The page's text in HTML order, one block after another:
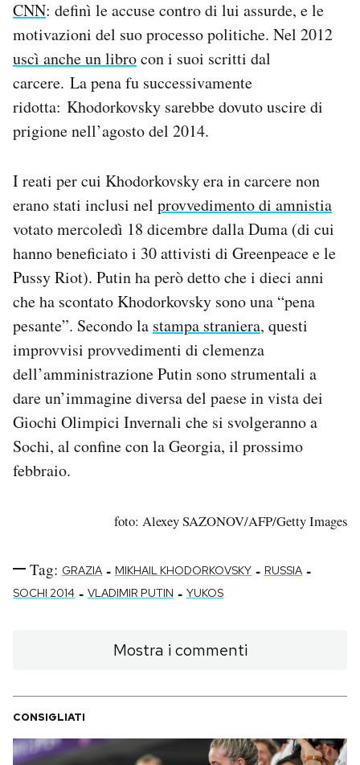
CNN: definì le accuse contro di lui assurde, e le
motivazioni del suo processo politiche. Nel 2012
uscì anche un librocon i suoi scritti dal
carcere. La pena fu successivamente
ridotta: Khodorkovsky sarebbe dovuto uscire di
prigione nell’agosto del 2014.
I reati per cui Khodorkovsky era in carcere non
erano stati inclusi nel provvedimento di amnistia
votato mercoledì 18 dicembre dalla Duma (di cui
hanno beneficiato i 30 attivisti di Greenpeace e le
Pussy Riot). Putin ha però detto che i dieci anni
che ha scontato Khodorkovsky sono una “pena
pesante”. Secondo la stampa straniera, questi
improvvisi provvedimenti di clemenza
dell’amministrazione Putin sono strumentali a
dare un’immagine diversa del paese in vista dei
Giochi Olimpici Invernali che si svolgeranno a
Sochi, al confine con la Georgia, il prossimo
febbraio.
foto: Alexey SAZONOV/AFP/Getty Images
Tag: GRAZIA - MIKHAIL KHODORKOVSKY - RUSSIA -
SOCHI 2014 - VLADIMIR PUTIN - YUKOS
Mostra i commenti
CONSIGLIATI